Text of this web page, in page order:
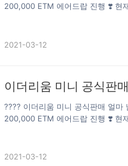
200,000 ETM 에어드랍 진행 ❣️ 현
https://ethmini.io/ ETM 공식텔레
2021-03-12
이더리움 미니 공식판
???? 이더리움 미니 공식판매 얼마
200,000 ETM 에어드랍 진행 ❣️ 현
https://ethmini.io/ ETM 공식텔레
2021-03-12